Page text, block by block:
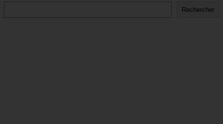
Rechercher